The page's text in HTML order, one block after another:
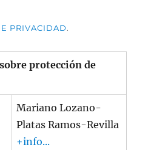
PRIVACIDAD.
protección de
Mariano Lozano-
Platas Ramos-Revilla
+info...